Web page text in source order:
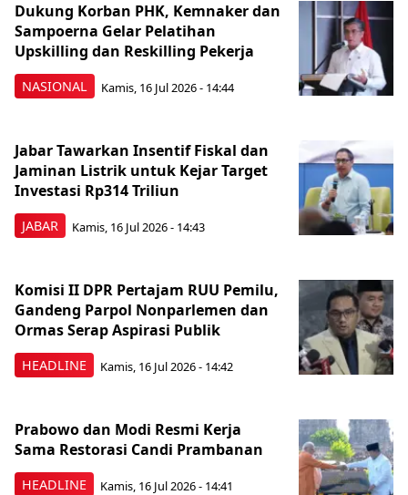
NASIONAL
Dukung Korban PHK, Kemnaker dan
Sampoerna Gelar Pelatihan
Upskilling dan Reskilling Pekerja
Kamis, 16 Jul 2026 - 14:44
JABAR
Jabar Tawarkan Insentif Fiskal dan
Jaminan Listrik untuk Kejar Target
Investasi Rp314 Triliun
Kamis, 16 Jul 2026 - 14:43
HEADLINE
Komisi II DPR Pertajam RUU Pemilu,
Gandeng Parpol Nonparlemen dan
Ormas Serap Aspirasi Publik
Kamis, 16 Jul 2026 - 14:42
HEADLINE
Prabowo dan Modi Resmi Kerja
Sama Restorasi Candi Prambanan
Kamis, 16 Jul 2026 - 14:41